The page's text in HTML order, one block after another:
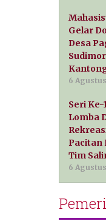
Gelar
Desa
6
Seri Ke-
Lomba
Pacitan
Tim
6